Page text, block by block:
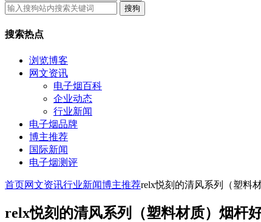
搜狗
搜索热点
浏览博客
网文资讯
电子烟百科
企业动态
行业新闻
电子烟品牌
博主推荐
国际新闻
电子烟测评
首页网文资讯行业新闻博主推荐relx悦刻的清风系列（塑料
relx悦刻的清风系列（塑料材质）烟杆